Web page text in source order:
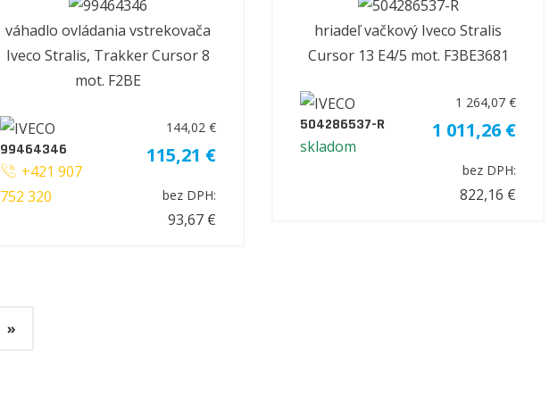
váhadlo ovládania vstrekovača
Iveco Stralis, Trakker Cursor 8
mot. F2BE
99464346
+421 907
752 320
144,02 €
115,21 €
bez DPH:
93,67 €
hriadeľ vačkový Iveco Stralis
Cursor 13 E4/5 mot. F3BE3681
504286537-R
skladom
1 264,07 €
1 011,26 €
bez DPH:
822,16 €
»